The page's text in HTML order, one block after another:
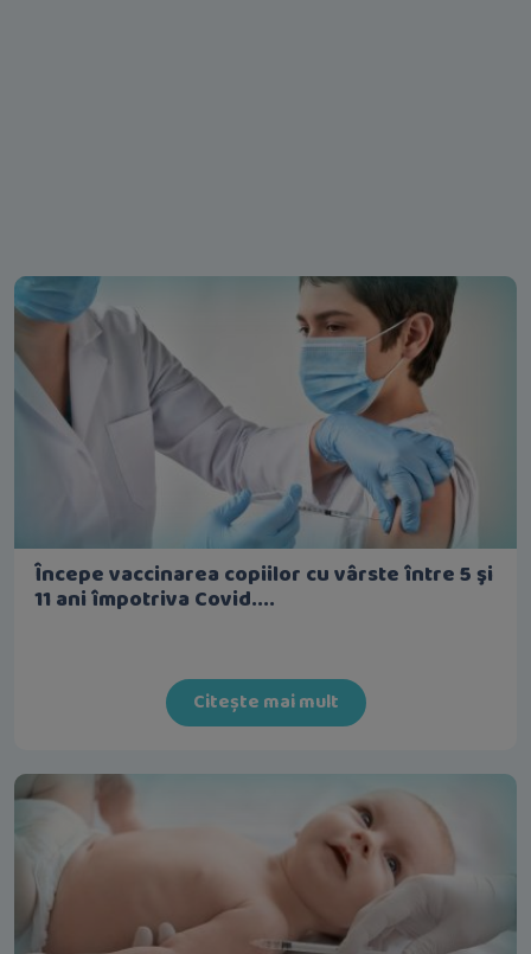
Începe vaccinarea copiilor cu vârste între 5 şi
11 ani împotriva Covid....
Citește mai mult